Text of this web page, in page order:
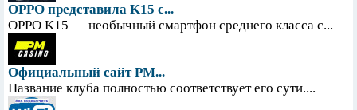
OPPO представила K15 с...
OPPO K15 — необычный смартфон среднего класса с...
Официальный сайт PM...
Название клуба полностью соответствует его сути....